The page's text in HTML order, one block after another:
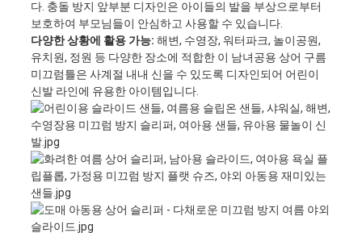
다. 충돌 방지 앞부분 디자인은 아이들의 발을 부상으로부터
보호하여 부모님들이 안심하고 사용할 수 있습니다.
다양한 상황에 활용 가능: 해변, 수영장, 워터파크, 놀이공원,
유치원, 정원 등 다양한 장소에 적합한 이 남녀공용 상어 구름
미끄럼틀은 사계절 내내 신을 수 있도록 디자인되어 어린이
신발 라인에 유용한 아이템입니다.